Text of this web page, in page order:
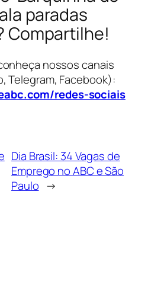
paradas
Compartilhe!
nossos canais
Telegram, Facebook):
redes-sociais
Dia Brasil: 34 Vagas de
Emprego no ABC e São
Paulo →